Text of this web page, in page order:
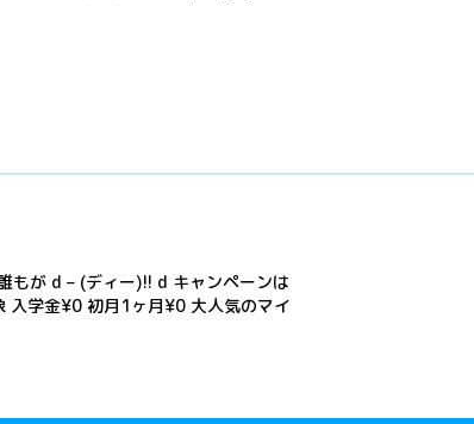
もが d – (ディー)!! d キャンペーンは
入学金¥0 初月1ヶ月¥0 大人気のマイ